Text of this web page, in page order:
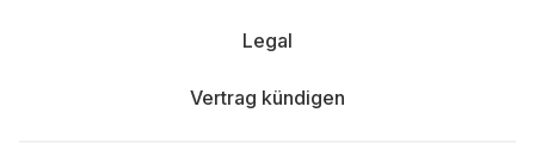
Legal
Vertrag kündigen